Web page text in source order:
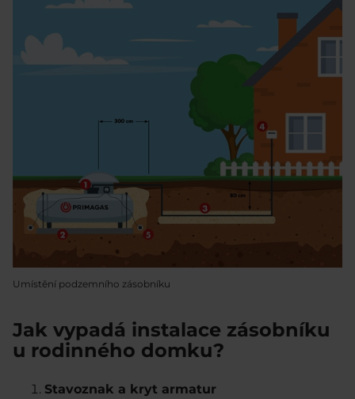
Umístění podzemního zásobníku
Jak vypadá instalace zásobníku
u rodinného domku?
Stavoznak a kryt armatur